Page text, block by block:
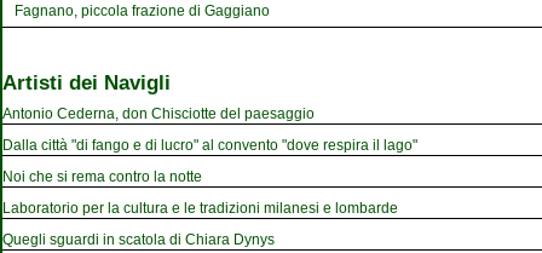
Fagnano, piccola frazione di Gaggiano
Artisti dei Navigli
Antonio Cederna, don Chisciotte del paesaggio
Dalla città "di fango e di lucro" al convento "dove respira il lago"
Noi che si rema contro la notte
Laboratorio per la cultura e le tradizioni milanesi e lombarde
Quegli sguardi in scatola di Chiara Dynys